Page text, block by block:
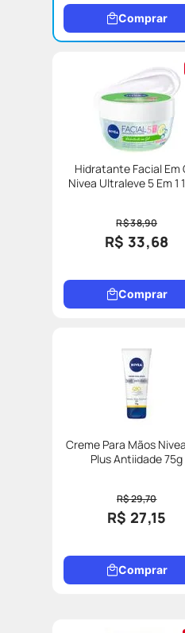
Comprar
Hidratante Facial Em
Nivea Ultraleve 5 Em 1
R$ 38,90
R$ 33,68
Comprar
Creme Para Mãos
Plus Antiidade 75g
R$ 29,70
R$ 27,15
Comprar